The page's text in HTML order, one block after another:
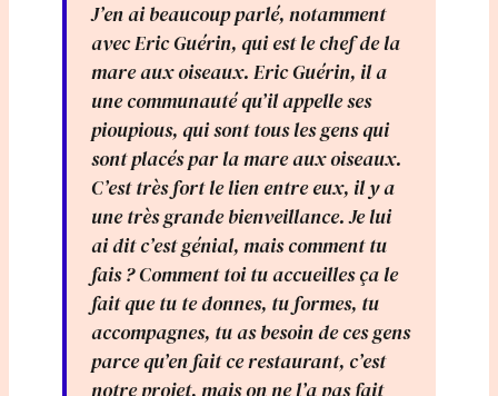
J’en ai beaucoup parlé, notamment
avec Eric Guérin, qui est le chef de la
mare aux oiseaux. Eric Guérin, il a
une communauté qu’il appelle ses
pioupious, qui sont tous les gens qui
sont placés par la mare aux oiseaux.
C’est très fort le lien entre eux, il y a
une très grande bienveillance. Je lui
ai dit c’est génial, mais comment tu
fais ? Comment toi tu accueilles ça le
fait que tu te donnes, tu formes, tu
accompagnes, tu as besoin de ces gens
parce qu’en fait ce restaurant, c’est